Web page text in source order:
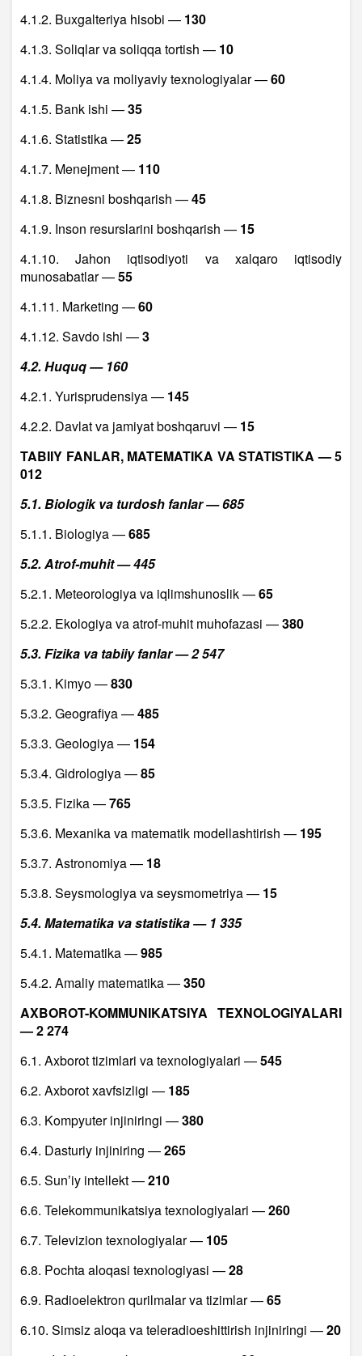
4.1.2. Buxgalteriya hisobi — 130
4.1.3. Soliqlar va soliqqa tortish — 10
4.1.4. Moliya va moliyaviy texnologiyalar —60
4.1.5. Bank ishi —35
4.1.6. Statistika —25
4.1.7. Menejment — 110
4.1.8. Biznesni boshqarish —45
4.1.9. Inson resurslarini boshqarish — 15
4.1.10. Jahon iqtisodiyoti va xalqaro iqtisodiy
munosabatlar —55
4.1.11. Marketing —60
4.1.12. Savdo ishi —3
4.2. Huquq — 160
4.2.1. Yurisprudensiya — 145
4.2.2. Davlat va jamiyat boshqaruvi — 15
TABIIY FANLAR, MATEMATIKA VA STATISTIKA — 5
012
5.1. Biologik va turdosh fanlar — 685
5.1.1. Biologiya —685
5.2. Atrof-muhit — 445
5.2.1. Meteorologiya va iqlimshunoslik —65
5.2.2. Ekologiya va atrof-muhit muhofazasi —380
5.3. Fizika va tabiiy fanlar — 2 547
5.3.1. Kimyo —830
5.3.2. Geografiya —485
5.3.3. Geologiya — 154
5.3.4. Gidrologiya —85
5.3.5. Fizika —765
5.3.6. Mexanika va matematik modellashtirish — 195
5.3.7. Astronomiya — 18
5.3.8. Seysmologiya va seysmometriya — 15
5.4. Matematika va statistika — 1 335
5.4.1. Matematika —985
5.4.2. Amaliy matematika —350
AXBOROT-KOMMUNIKATSIYA TEXNOLOGIYALARI
— 2 274
6.1. Axborot tizimlari va texnologiyalari —545
6.2. Axborot xavfsizligi — 185
6.3. Kompyuter injiniringi —380
6.4. Dasturiy injiniring —265
6.5. Sunʼiy intellekt —210
6.6. Telekommunikatsiya texnologiyalari —260
6.7. Televizion texnologiyalar — 105
6.8. Pochta aloqasi texnologiyasi —28
6.9. Radioelektron qurilmalar va tizimlar —65
6.10. Simsiz aloqa va teleradioeshittirish injiniringi —20